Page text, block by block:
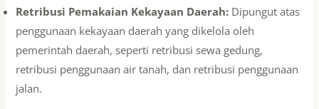
Retribusi Pemakaian Kekayaan Daerah: Dipungut atas
penggunaan kekayaan daerah yang dikelola oleh
pemerintah daerah, seperti retribusi sewa gedung,
retribusi penggunaan air tanah, dan retribusi penggunaan
jalan.